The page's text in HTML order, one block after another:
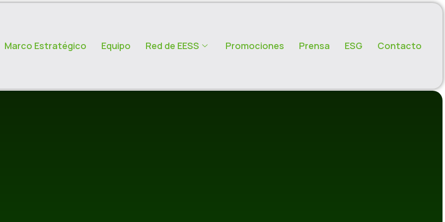
Marco Estratégico Equipo Red de EESS Promociones Prensa ESG Contacto